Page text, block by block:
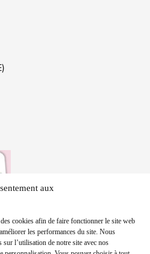
aux
cookies afin de faire fonctionner le site web
les performances du site. Nous
sur l’utilisation de notre site avec nos